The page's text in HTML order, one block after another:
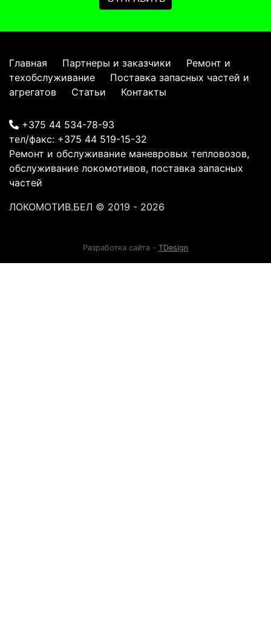
Главная Партнеры и заказчики
Ремонт и
техобслуживание
Поставка запасных частей и
агрегатов
Статьи Контакты
+375 44 534-78-93
тел/факс: +375 44 519-15-32
Ремонт и обслуживание маневровых тепловозов,
обслуживание локомотивов, поставка запасных
частей
ЛОКОМОТИВ.БЕЛ © 2019 - 2026
Разработка сайта - TDesign